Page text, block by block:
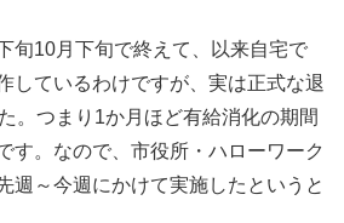
10月下旬で終えて、以来自宅で
しているわけですが、実は正式な退
。つまり1か月ほど有給消化の期間
す。なので、市役所・ハローワーク
週～今週にかけて実施したというと